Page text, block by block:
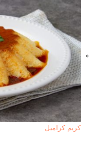
كريم كراميل